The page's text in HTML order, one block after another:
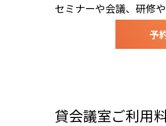
セミナーや会議、研修
予
貸会議室ご利用